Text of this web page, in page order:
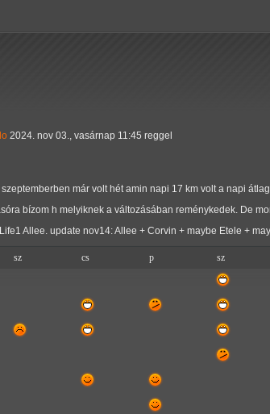
2024. nov 03., vasárnap 11:45 reggel
már volt hét amin napi 17 km volt a napi
bízom h melyiknek a változásában reménykedek. De
Allee. update nov14: Allee + Corvin + maybe Etele +
sz cs p sz